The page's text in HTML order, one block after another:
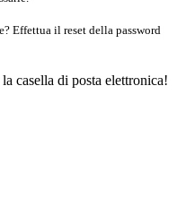
Effettua il reset della password
casella di posta elettronica!